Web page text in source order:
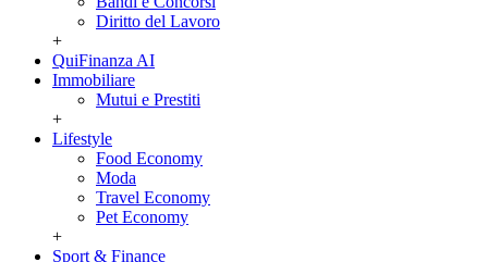
Diritto del Lavoro
+
QuiFinanza AI
Immobiliare
Mutui e Prestiti
+
Lifestyle
Food Economy
Moda
Travel Economy
Pet Economy
+
Sport & Finance